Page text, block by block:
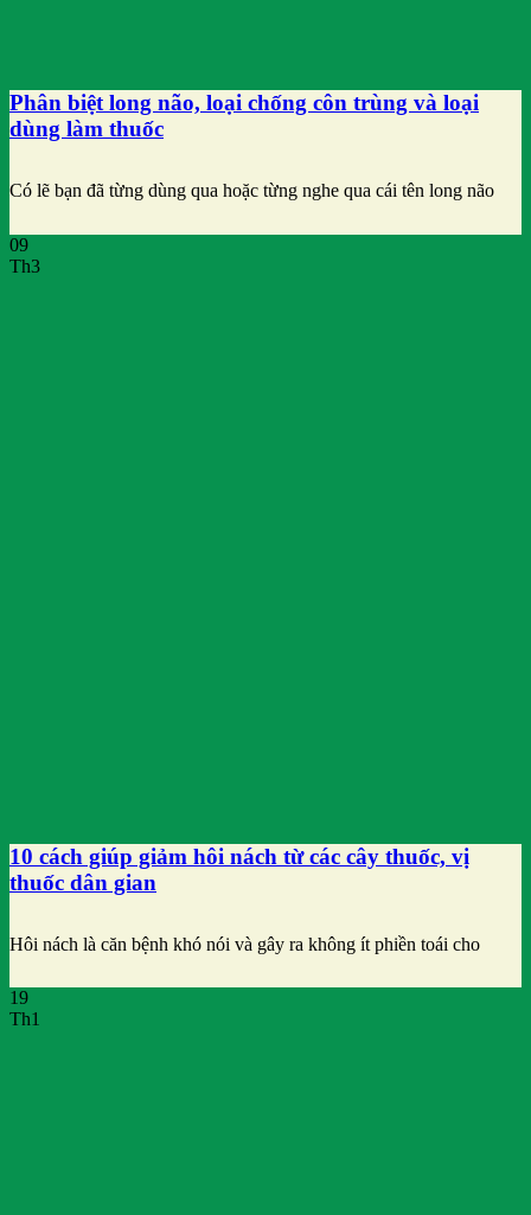
Phân biệt long não, loại chống côn trùng và loại
dùng làm thuốc
Có lẽ bạn đã từng dùng qua hoặc từng nghe qua cái tên long não
09
Th3
10 cách giúp giảm hôi nách từ các cây thuốc, vị
thuốc dân gian
Hôi nách là căn bệnh khó nói và gây ra không ít phiền toái cho
19
Th1